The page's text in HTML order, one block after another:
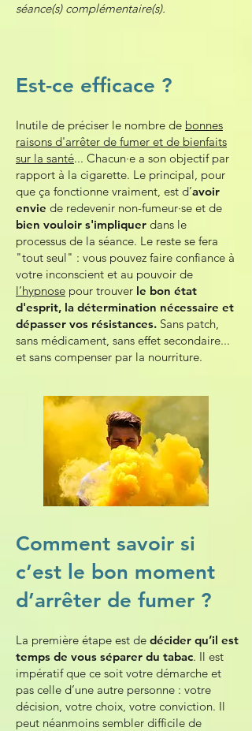
séance(s) complémentaire(s).
Est-ce efficace ?
Inutile de préciser le nombre de bonnes
raisons d'arrêter de fumer et de bienfaits
sur la santé... Chacun·e a son objectif par
rapport à la cigarette. Le principal, pour
que ça fonctionne vraiment, est d’avoir
envie de redevenir non-fumeur·se et de
bien vouloir s'impliquer dans le
processus de la séance. Le reste se fera
"tout seul" : vous pouvez faire confiance à
votre inconscient et au pouvoir de
l’hypnose pour trouver le bon état
d'esprit, la détermination nécessaire et
dépasser vos résistances. Sans patch,
sans médicament, sans effet secondaire...
et sans compenser par la nourriture.
Comment savoir si
c’est le bon moment
d’arrêter de fumer ?
La première étape est de décider qu’il est
temps de vous séparer du tabac. Il est
impératif que ce soit votre démarche et
pas celle d’une autre personne : votre
décision, votre choix, votre conviction. Il
peut néanmoins sembler difficile de